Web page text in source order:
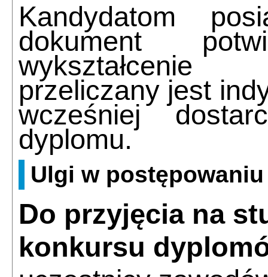
Kandydatom
dokument
przeliczany jest
wcześniej
dyplomu.
Ulgi w
Do przyjęcia na
konkursu